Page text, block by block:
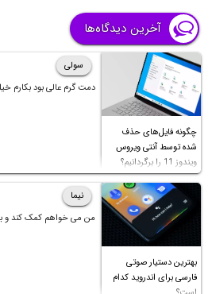
مقاله توضیح میدیم. با ما باشید.
آخرین دیدگاه‌ها
چگونه فایل‌های حذف
شده توسط آنتی ویروس
ویندوز 11 را برگردانیم؟
سولی
دمت گرم عالی بود بکارم
بهترین دستیار صوتی
فارسی برای اندروید کدام
نیما
من می خواهم کمک کند و